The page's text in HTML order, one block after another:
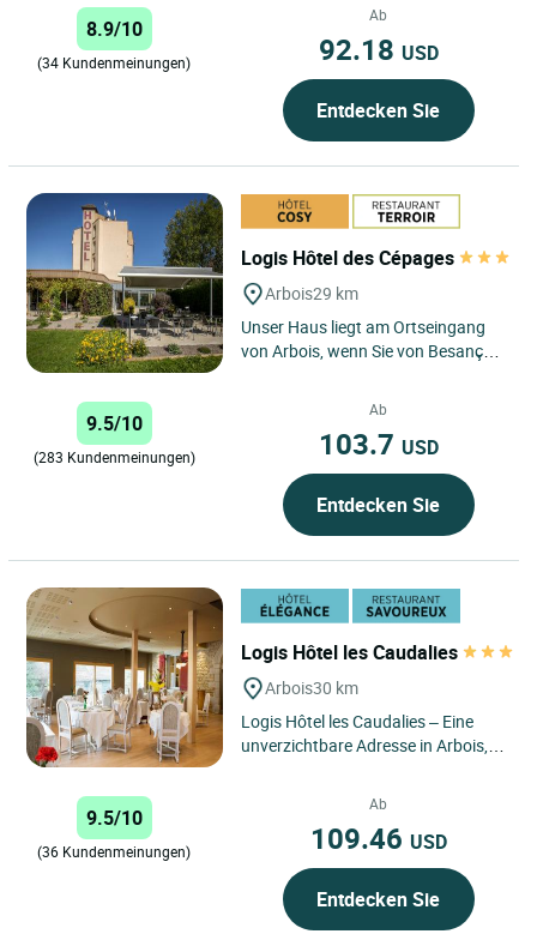
Einfachheit und Geselligkeit...
8.9/10
(34 Kundenmeinungen)
Ab
92.18 USD
Entdecken Sie
Logis Hôtel des Cépages
Arbois29 km
Unser Haus liegt am Ortseingang
von Arbois, wenn Sie von Besançon
9.5/10
(283 Kundenmeinungen)
Ab
103.7 USD
Entdecken Sie
Logis Hôtel les Caudalies
Arbois30 km
Logis Hôtel les Caudalies – Eine
unverzichtbare Adresse in Arbois,
9.5/10
(36 Kundenmeinungen)
Ab
109.46 USD
Entdecken Sie